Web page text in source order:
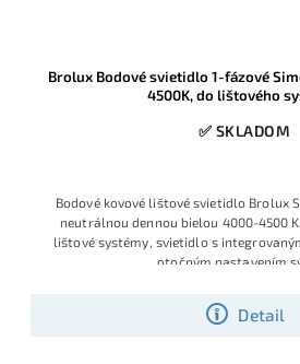
Brolux Bodové svietidlo 1-fázové
4500K, do lištového
✅ SKLADOM
Detail
Bodové kovové lištové svietidlo Brolux
neutrálnou dennou bielou 4000-4500
lištové systémy, svietidlo s
otočným nastavením